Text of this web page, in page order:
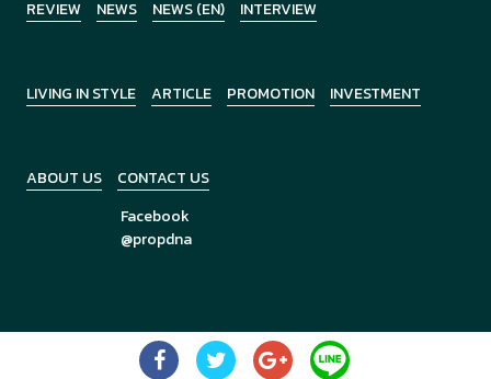
REVIEW NEWS NEWS (EN) INTERVIEW
LIVING IN STYLE ARTICLE PROMOTION INVESTMENT
ABOUT US
CONTACT US
Facebook
@propdna
Copyright © 2026PropDNAAll Rights Reserved.